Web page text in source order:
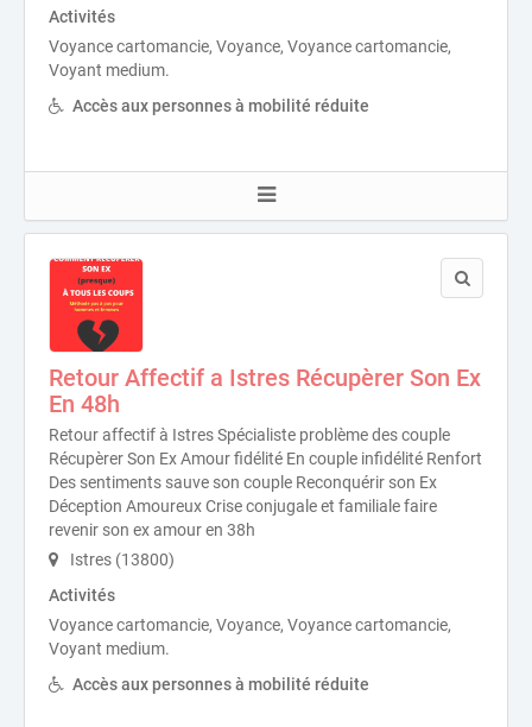
Activités
Voyance cartomancie, Voyance, Voyance cartomancie,
Voyant medium.
Accès aux personnes à mobilité réduite
Retour Affectif a Istres Récupèrer Son Ex
En 48h
Retour affectif à Istres Spécialiste problème des couple
Récupèrer Son Ex Amour fidélité En couple infidélité Renfort
Des sentiments sauve son couple Reconquérir son Ex
Déception Amoureux Crise conjugale et familiale faire
revenir son ex amour en 38h
Istres (13800)
Activités
Voyance cartomancie, Voyance, Voyance cartomancie,
Voyant medium.
Accès aux personnes à mobilité réduite